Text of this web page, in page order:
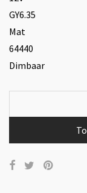
GY6.35
Mat
64440
Dimbaar